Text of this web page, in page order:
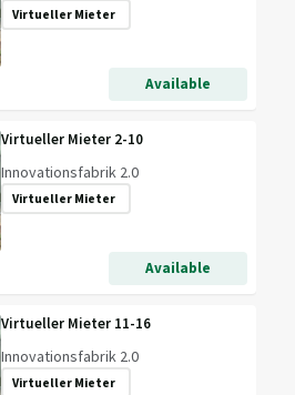
Virtueller Mieter
Available
Virtueller Mieter 2-10
Innovationsfabrik 2.0
Virtueller Mieter
Available
Virtueller Mieter 11-16
Innovationsfabrik 2.0
Virtueller Mieter